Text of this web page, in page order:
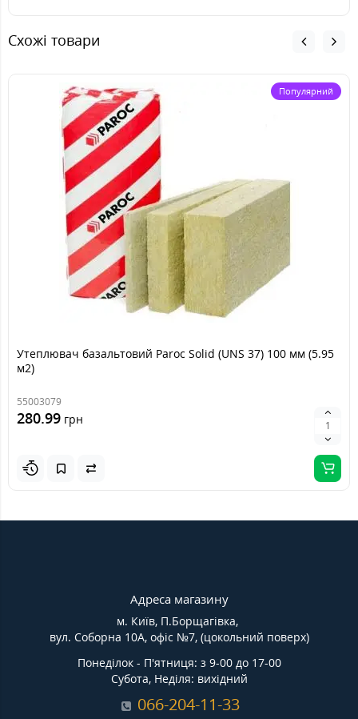
Схожі товари
Популярний
Утеплювач базальтовий Paroc Solid (UNS 37) 100 мм (5.95
м2)
55003079
280.99 грн
Адреса магазину
м. Київ, П.Борщагівка,
вул. Соборна 10А, офіс №7, (цокольний поверх)
Понеділок - П'ятниця: з 9-00 до 17-00
Субота, Неділя: вихідний
066-204-11-33